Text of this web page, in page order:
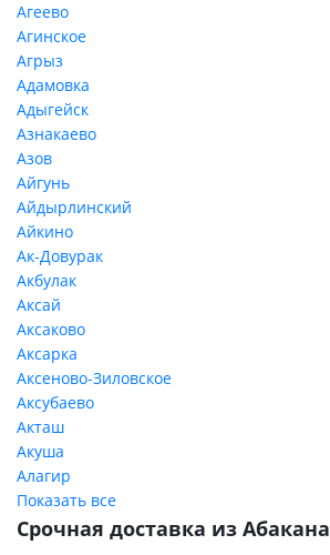
Агеево
Агинское
Агрыз
Адамовка
Адыгейск
Азнакаево
Азов
Айгунь
Айдырлинский
Айкино
Ак-Довурак
Акбулак
Аксай
Аксаково
Аксарка
Аксеново-Зиловское
Аксубаево
Акташ
Акуша
Алагир
Показать все
Срочная доставка из Абакана